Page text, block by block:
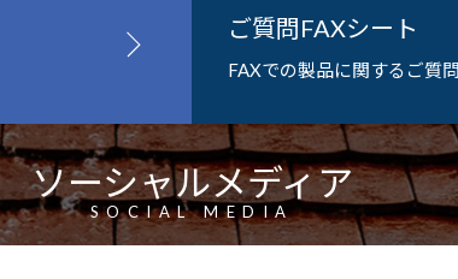
ご質問FAXシート
FAXでの製品に関するご質
ソーシャルメディア
SOCIAL MEDIA